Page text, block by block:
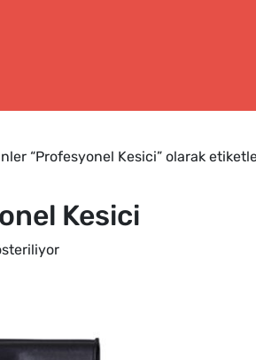
“Profesyonel Kesici” olarak
Kesici